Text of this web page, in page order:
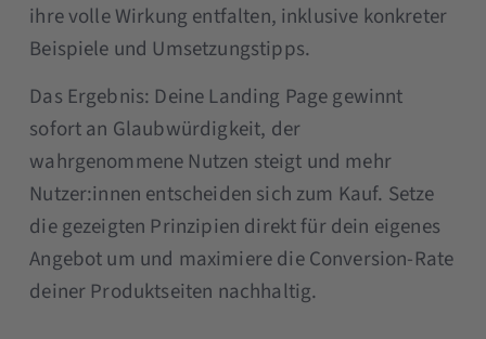
ihre volle Wirkung entfalten, inklusive konkreter
Beispiele und Umsetzungstipps.
Das Ergebnis: Deine Landing Page gewinnt
sofort an Glaubwürdigkeit, der
wahrgenommene Nutzen steigt und mehr
Nutzer:innen entscheiden sich zum Kauf. Setze
die gezeigten Prinzipien direkt für dein eigenes
Angebot um und maximiere die Conversion-Rate
deiner Produktseiten nachhaltig.